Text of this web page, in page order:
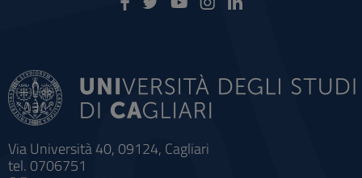
Via Università 40, 09124, Cagliari
tel. 0706751